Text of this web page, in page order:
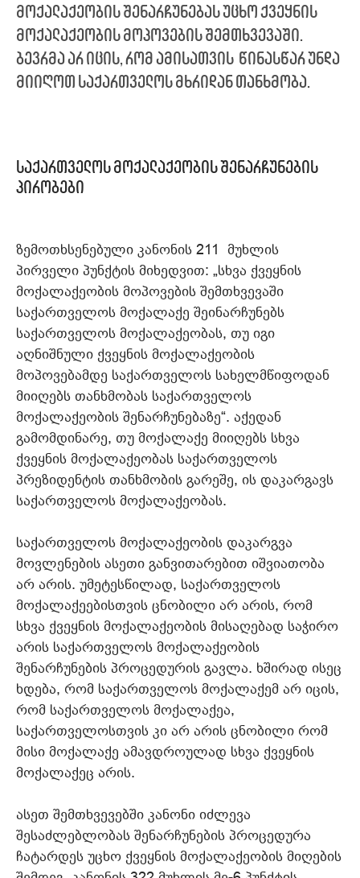
მოქალაქეობის შენარჩუნებას უცხო ქვეყნის
მოქალაქეობის მოპოვების შემთხვევაში.
ბევრმა არ იცის, რომ ამისათვის წინასწარ უნდა
მიიღოთ საქართველოს მხრიდან თანხმობა.
საქართველოს მოქალაქეობის შენარჩუნების
პირობები
ზემოთხსენებული კანონის 211 მუხლის
პირველი პუნქტის მიხედვით: „სხვა ქვეყნის
მოქალაქეობის მოპოვების შემთხვევაში
საქართველოს მოქალაქე შეინარჩუნებს
საქართველოს მოქალაქეობას, თუ იგი
აღნიშნული ქვეყნის მოქალაქეობის
მოპოვებამდე საქართველოს სახელმწიფოდან
მიიღებს თანხმობას საქართველოს
მოქალაქეობის შენარჩუნებაზე“. აქედან
გამომდინარე, თუ მოქალაქე მიიღებს სხვა
ქვეყნის მოქალაქეობას საქართველოს
პრეზიდენტის თანხმობის გარეშე, ის დაკარგავს
საქართველოს მოქალაქეობას.
საქართველოს მოქალაქეობის დაკარგვა
მოვლენების ასეთი განვითარებით იშვიათობა
არ არის. უმეტესწილად, საქართველოს
მოქალაქეებისთვის ცნობილი არ არის, რომ
სხვა ქვეყნის მოქალაქეობის მისაღებად საჭირო
არის საქართველოს მოქალაქეობის
შენარჩუნების პროცედურის გავლა. ხშირად ისეც
ხდება, რომ საქართველოს მოქალაქემ არ იცის,
რომ საქართველოს მოქალაქეა,
საქართველოსთვის კი არ არის ცნობილი რომ
მისი მოქალაქე ამავდროულად სხვა ქვეყნის
მოქალაქეც არის.
ასეთ შემთხვევებში კანონი იძლევა
შესაძლებლობას შენარჩუნების პროცედურა
ჩატარდეს უცხო ქვეყნის მოქალაქეობის მიღების